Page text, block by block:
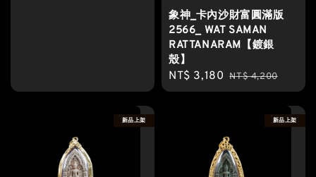
象神_卡內沙財富圓滿版
2566_ WAT SAMAN
RATTANARAM【鍍銀
殼】
Sale
price
NT$ 3,180 Regular
price
NT$ 4,200
新品上架 新品上架